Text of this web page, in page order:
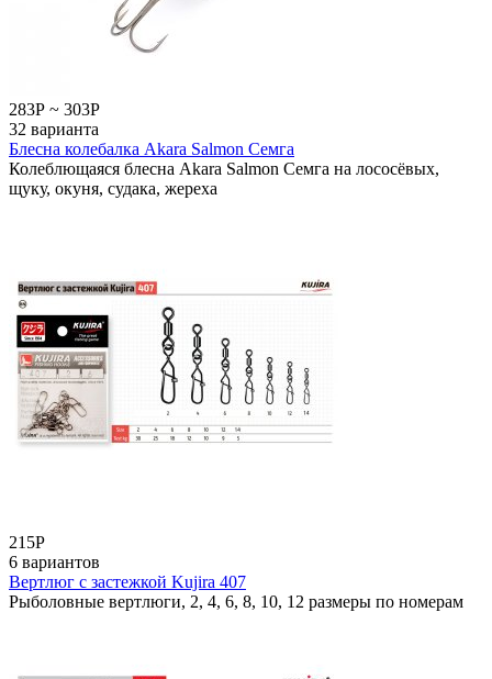
283Р ~ 303Р
32 варианта
Блесна колебалка Akara Salmon Семга
Колеблющаяся блесна Akara Salmon Семга на лососёвых,
щуку, окуня, судака, жереха
215Р
6 вариантов
Вертлюг с застежкой Kujira 407
Рыболовные вертлюги, 2, 4, 6, 8, 10, 12 размеры по номерам